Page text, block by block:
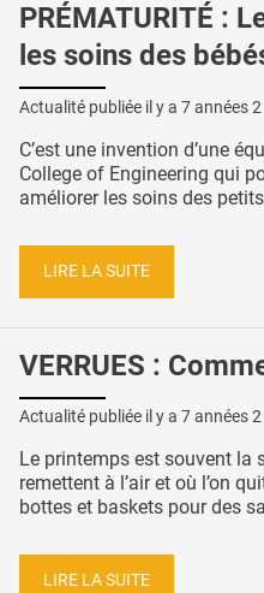
PRÉMATURITÉ :
les soins des
Actualité publiée il y a 7 années
C’est une invention d’une
College of Engineering qui
améliorer les soins des
LIRE LA SUITE
VERRUES :
Actualité publiée il y a 7 années
Le printemps est souvent la
remettent à l’air et où l’on
bottes et baskets pour des
LIRE LA SUITE